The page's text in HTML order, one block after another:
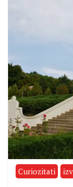
Curiozitati